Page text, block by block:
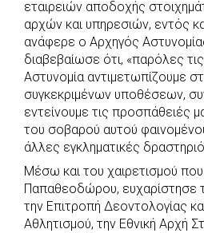
εταιρειών αποδοχής
αρχών και υπηρεσιών, εντός
ανάφερε ο Αρχηγός
διαβεβαίωσε ότι, «παρόλες
Αστυνομία αντιμετωπίζουμε
συγκεκριμένων υποθέσεων,
εντείνουμε τις προσπάθειές
του σοβαρού αυτού
άλλες εγκληματικές
Μέσω και του χαιρετισμού
Παπαθεοδώρου, ευχαρίστησε
την Επιτροπή Δεοντολογίας
Αθλητισμού, την Εθνική Αρχή